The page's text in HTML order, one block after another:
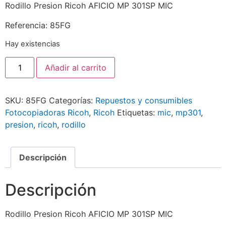
Rodillo Presion Ricoh AFICIO MP 301SP MIC
Referencia: 85FG
Hay existencias
Añadir al carrito
SKU: 85FG Categorías: Repuestos y consumibles
Fotocopiadoras Ricoh, Ricoh Etiquetas: mic, mp301,
presion, ricoh, rodillo
Descripción
Descripción
Rodillo Presion Ricoh AFICIO MP 301SP MIC